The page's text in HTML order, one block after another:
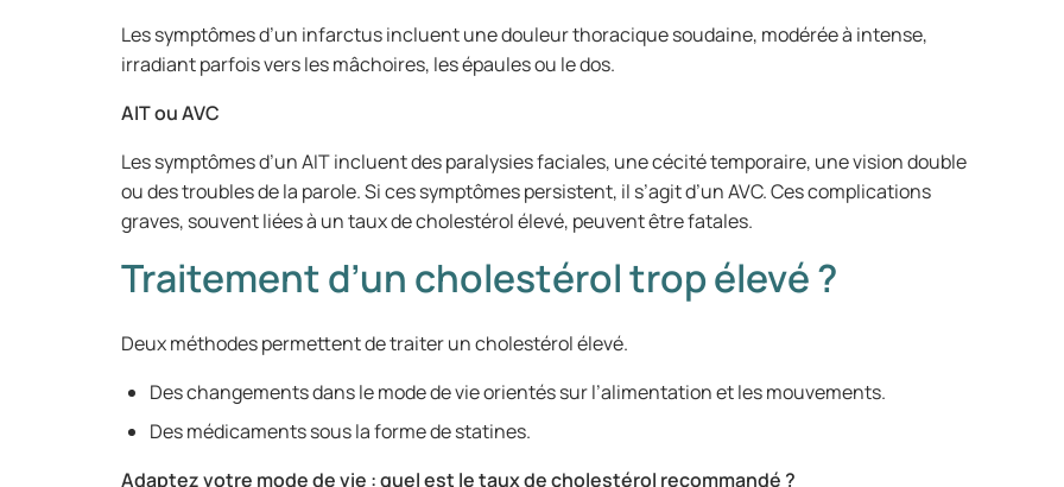
Les symptômes d’un infarctus incluent une douleur thoracique soudaine, modérée à intense,
irradiant parfois vers les mâchoires, les épaules ou le dos.
AIT ou AVC
Les symptômes d’un AIT incluent des paralysies faciales, une cécité temporaire, une vision double
ou des troubles de la parole. Si ces symptômes persistent, il s’agit d’un AVC. Ces complications
graves, souvent liées à un taux de cholestérol élevé, peuvent être fatales.
Traitement d’un cholestérol trop élevé ?
Deux méthodes permettent de traiter un cholestérol élevé.
Des changements dans le mode de vie orientés sur l’alimentation et les mouvements.
Des médicaments sous la forme de statines.
Adaptez votre mode de vie : quel est le taux de cholestérol recommandé ?